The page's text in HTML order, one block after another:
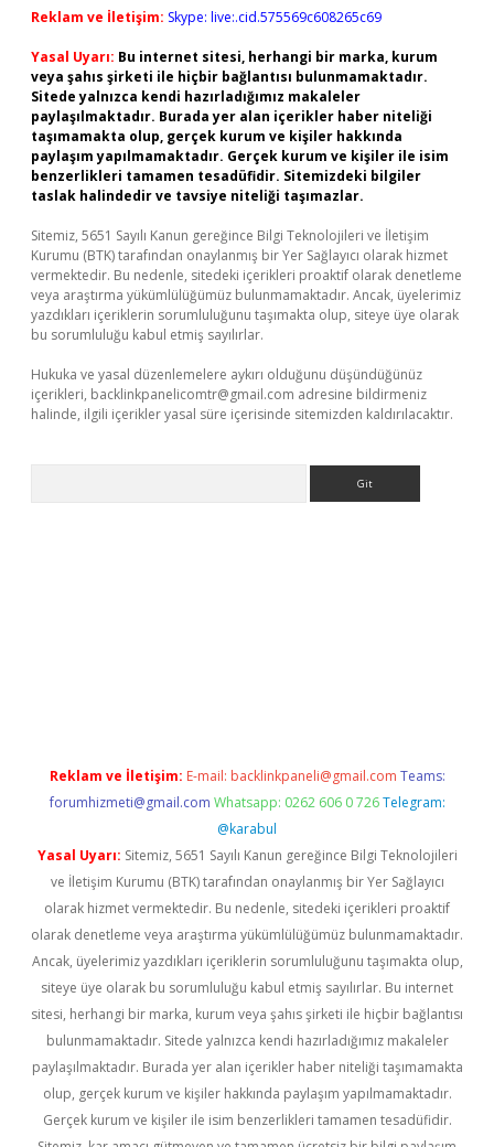
Reklam ve İletişim: Skype: live:.cid.575569c608265c69
Yasal Uyarı: Bu internet sitesi, herhangi bir marka, kurum
veya şahıs şirketi ile hiçbir bağlantısı bulunmamaktadır.
Sitede yalnızca kendi hazırladığımız makaleler
paylaşılmaktadır. Burada yer alan içerikler haber niteliği
taşımamakta olup, gerçek kurum ve kişiler hakkında
paylaşım yapılmamaktadır. Gerçek kurum ve kişiler ile isim
benzerlikleri tamamen tesadüfidir. Sitemizdeki bilgiler
taslak halindedir ve tavsiye niteliği taşımazlar.
Sitemiz, 5651 Sayılı Kanun gereğince Bilgi Teknolojileri ve İletişim
Kurumu (BTK) tarafından onaylanmış bir Yer Sağlayıcı olarak hizmet
vermektedir. Bu nedenle, sitedeki içerikleri proaktif olarak denetleme
veya araştırma yükümlülüğümüz bulunmamaktadır. Ancak, üyelerimiz
yazdıkları içeriklerin sorumluluğunu taşımakta olup, siteye üye olarak
bu sorumluluğu kabul etmiş sayılırlar.
Hukuka ve yasal düzenlemelere aykırı olduğunu düşündüğünüz
içerikleri, backlinkpanelicomtr@gmail.com adresine bildirmeniz
halinde, ilgili içerikler yasal süre içerisinde sitemizden kaldırılacaktır.
Reklam ve İletişim: E-mail: backlinkpaneli@gmail.com Teams:
forumhizmeti@gmail.com Whatsapp: 0262 606 0 726 Telegram:
@karabul
Yasal Uyarı: Sitemiz, 5651 Sayılı Kanun gereğince Bilgi Teknolojileri
ve İletişim Kurumu (BTK) tarafından onaylanmış bir Yer Sağlayıcı
olarak hizmet vermektedir. Bu nedenle, sitedeki içerikleri proaktif
olarak denetleme veya araştırma yükümlülüğümüz bulunmamaktadır.
Ancak, üyelerimiz yazdıkları içeriklerin sorumluluğunu taşımakta olup,
siteye üye olarak bu sorumluluğu kabul etmiş sayılırlar. Bu internet
sitesi, herhangi bir marka, kurum veya şahıs şirketi ile hiçbir bağlantısı
bulunmamaktadır. Sitede yalnızca kendi hazırladığımız makaleler
paylaşılmaktadır. Burada yer alan içerikler haber niteliği taşımamakta
olup, gerçek kurum ve kişiler hakkında paylaşım yapılmamaktadır.
Gerçek kurum ve kişiler ile isim benzerlikleri tamamen tesadüfidir.